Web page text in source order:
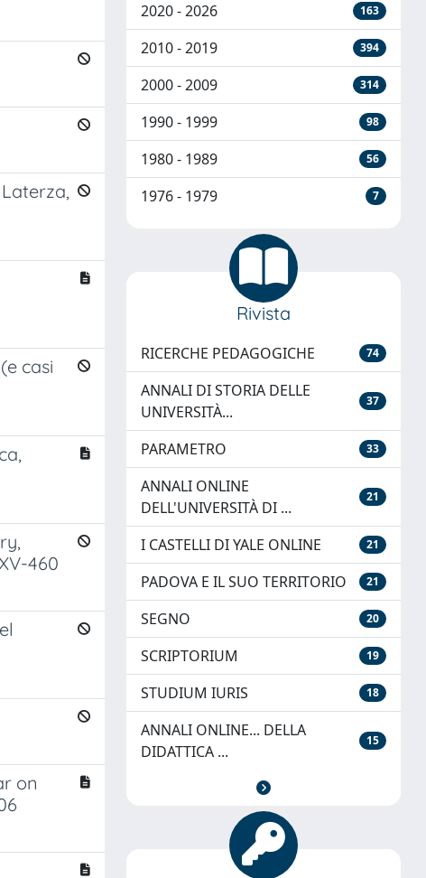
casi
460
on
2020 - 2026 163
2010 - 2019 394
2000 - 2009 314
1990 - 1999 98
1980 - 1989 56
1976 - 1979 7
Rivista
RICERCHE PEDAGOGICHE 74
ANNALI DI STORIA DELLE
UNIVERSITÀ...
37
PARAMETRO 33
ANNALI ONLINE
DELL'UNIVERSITÀ DI ...
21
I CASTELLI DI YALE ONLINE 21
PADOVA E IL SUO TERRITORIO 21
SEGNO 20
SCRIPTORIUM 19
STUDIUM IURIS 18
ANNALI ONLINE... DELLA
DIDATTICA ...
15